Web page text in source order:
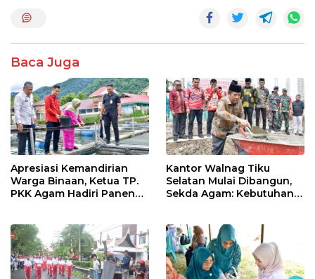
o
o
k
p
p
Baca Juga
Apresiasi Kemandirian
Warga Binaan, Ketua TP.
PKK Agam Hadiri Panen
Kantor Walnag Tiku
Selatan Mulai Dibangun,
Sekda Agam: Kebutuhan